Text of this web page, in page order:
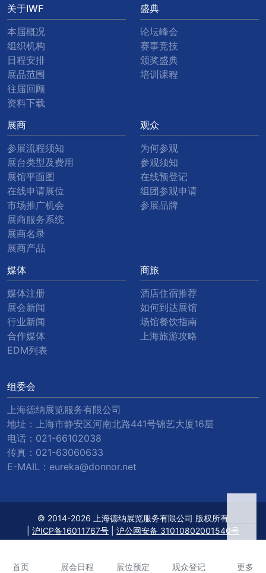
关于IWF
本届概况
组织机构
日程安排
展品范围
往届回顾
资料下载
盛典
论坛峰会
赛事竞技
颁奖盛典
培训课程
展商
参展流程须知
展台类型及费用
展馆平面图
在线申请展位
市场推广机会
展商服务系统
展商名录
展商产品
观众
为何参观
参观须知
在线预登记
组团参观申请
参展品牌
媒体
媒体注册
展会新闻
行业新闻
合作媒体
EDM列表
商旅
酒店住宿推荐
如何到达展馆
场馆餐饮指南
上海旅游攻略
组委会
上海德纳展览服务有限公司
地址：上海市静安区河南北路441号锦艺大厦16层
电话： 021-66102038
传真： 021-63060633
E-MAIL： eureka@donnor.net
© 2014-2026 上海德纳展览服务有限公司 版权所有
沪ICP备16011767号 沪公网安备 31010802001540号
首页 展会日程 展位预定 观众登记 更多